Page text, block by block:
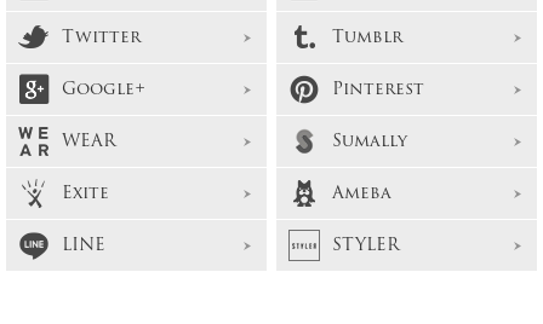
Twitter
Tumblr
Google+
Pinterest
WEAR
Sumally
Exite
Ameba
LINE
STYLER